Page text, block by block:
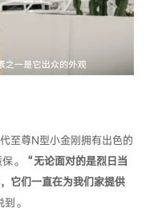
至尊N型小金刚拥有出色的
。
“无论面对的是烈日当
它们一直在为我们家提供
。